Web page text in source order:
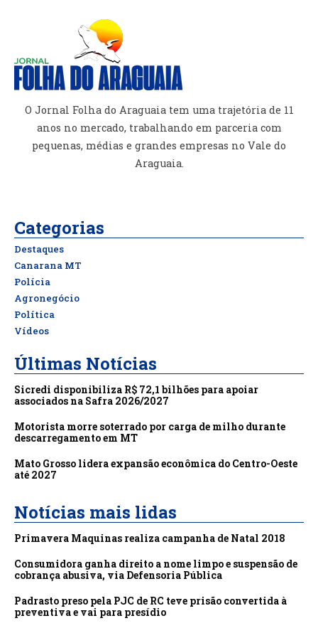
O Jornal Folha do Araguaia tem uma trajetória de 11
anos no mercado, trabalhando em parceria com
pequenas, médias e grandes empresas no Vale do
Araguaia.
Categorias
Destaques
Canarana MT
Polícia
Agronegócio
Política
Vídeos
Últimas Notícias
Sicredi disponibiliza R$ 72,1 bilhões para apoiar
associados na Safra 2026/2027
Motorista morre soterrado por carga de milho durante
descarregamento em MT
Mato Grosso lidera expansão econômica do Centro-Oeste
até 2027
Notícias mais lidas
Primavera Maquinas realiza campanha de Natal 2018
Consumidora ganha direito a nome limpo e suspensão de
cobrança abusiva, via Defensoria Pública
Padrasto preso pela PJC de RC teve prisão convertida à
preventiva e vai para presídio